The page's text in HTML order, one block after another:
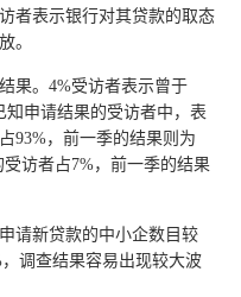
者表示银行对其贷款的取态
。
果。4%受访者表示曾于
知申请结果的受访者中，表
93%，前一季的结果则为
访者占7%，前一季的结果
请新贷款的中小企数目较
调查结果容易出现较大波